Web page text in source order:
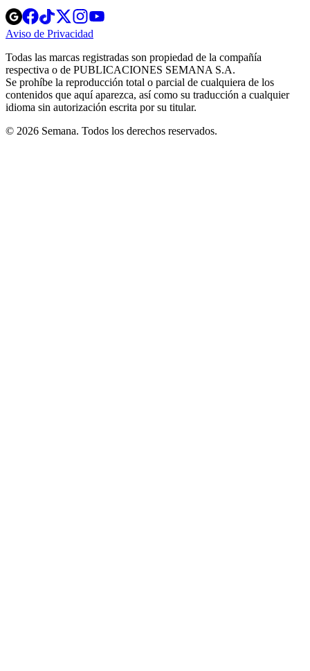
Opens
in
new
Opens
in
new
Opens
in
new
window
Opens
new
windowwindow
Aviso de Privacidad
new
window
Todas las marcas registradas son propiedad de la compañía
respectiva o de PUBLICACIONES SEMANA S.A.
Se prohíbe la reproducción total o parcial de cualquiera de los
contenidos que aquí aparezca, así como su traducción a cualquier
idioma sin autorización escrita por su titular.
© 2026 Semana. Todos los derechos reservados.